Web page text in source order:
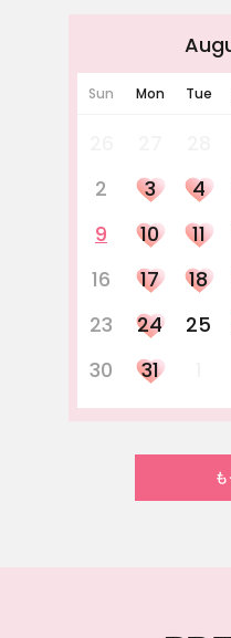
Sun Mon Tue
2
3 4
9
10 11
16
17 18
23
24 25
30
31